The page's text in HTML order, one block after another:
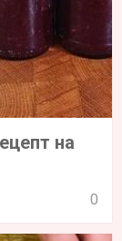
на
0